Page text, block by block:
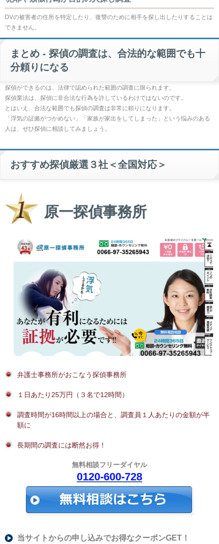
DVの被害者の住所を特定したり、復讐のために相手を探し出したりすることは
できません。
まとめ - 探偵の調査は、合法的な範囲でも十
分頼りになる
探偵ができるのは、法律で認められた範囲の調査に限られます。
探偵業法は、探偵に非合法な行為を許しているわけではないのです。
とはいえ、合法な範囲でも探偵の調査は非常に頼りになります。
「浮気の証拠がつかめない」「家族が家出をしてしまった」という悩みのある
人は、ぜひ探偵に相談してみましょう。
おすすめ探偵厳選３社＜全国対応＞
原一探偵事務所
弁護士事務所がおこなう探偵事務所
１日あたり25万円（３名で12時間）
調査時間が16時間以上の場合と、調査員１人あたりの金額が半
額に
長期間の調査には断然お得！
無料相談フリーダイヤル
0120-600-728
当サイトからの申し込みでお得なクーポンGET！